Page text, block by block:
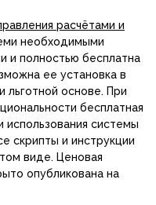
расчётами и
необходимыми
и полностью бесплатна
ее установка в
льготной основе. При
бесплатная
использования системы
скрипты и инструкции
виде. Ценовая
опубликована на